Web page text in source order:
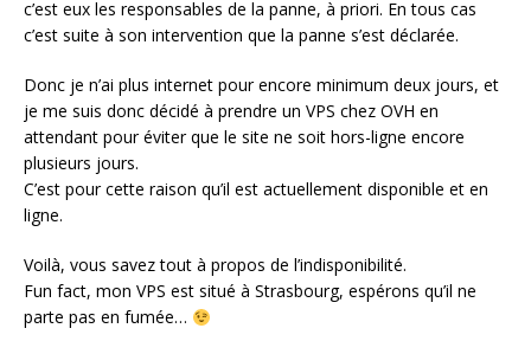
c’est eux les responsables de la panne, à priori. En tous cas
c’est suite à son intervention que la panne s’est déclarée.
Donc je n’ai plus internet pour encore minimum deux jours, et
je me suis donc décidé à prendre un VPS chez OVH en
attendant pour éviter que le site ne soit hors-ligne encore
plusieurs jours.
C’est pour cette raison qu’il est actuellement disponible et en
ligne.
Voilà, vous savez tout à propos de l’indisponibilité.
Fun fact, mon VPS est situé à Strasbourg, espérons qu’il ne
parte pas en fumée…